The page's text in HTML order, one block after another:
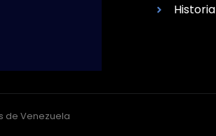
Historia
de Venezuela